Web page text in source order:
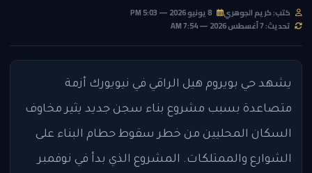
كتب: كريم الجوهري
تحديث: 7 أغسطس 2026 — 7:54 AM
يشهد حي بويروم هيل الراقي في نيويورك أزمة
متصاعدة بسبب مشروع بناء سجن جديد يثير مخاوف
السكان المحليين من خطر سقوط حطام البناء على
الشوارع والممتلكات. المشروع الذي بدأ في نوفمبر